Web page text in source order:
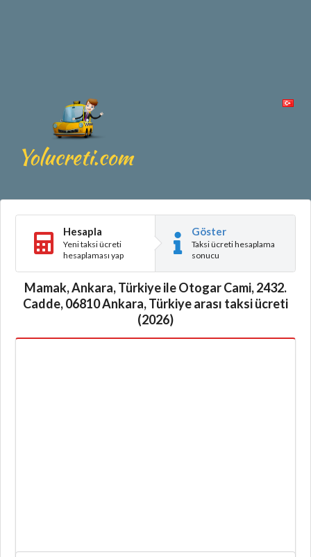
Hesapla
Yeni taksi ücreti
hesaplaması yap
Göster
Taksi ücreti hesaplama
sonucu
Mamak, Ankara, Türkiye ile Otogar Cami, 2432.
Cadde, 06810 Ankara, Türkiye arası taksi ücreti
(2026)